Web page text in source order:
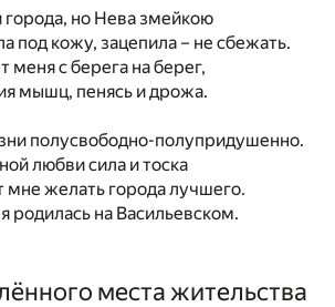
города, но Нева змейкою
под кожу, зацепила – не сбежать.
меня с берега на берег,
мышц, пенясь и дрожа.
полусвободно-полупридушенно.
любви сила и тоска
мне желать города лучшего.
родилась на Васильевском.
места жительства